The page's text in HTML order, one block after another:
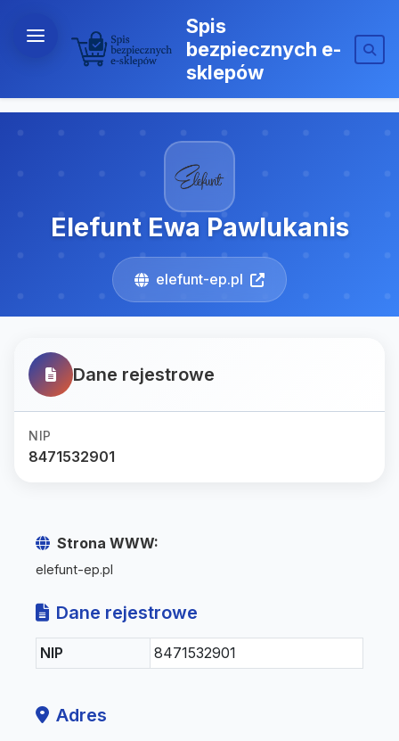
Spis
bezpiecznych e-
sklepów
Elefunt Ewa Pawlukanis
elefunt-ep.pl
Dane rejestrowe
NIP
8471532901
Strona WWW:
elefunt-ep.pl
Dane rejestrowe
NIP 8471532901
Adres